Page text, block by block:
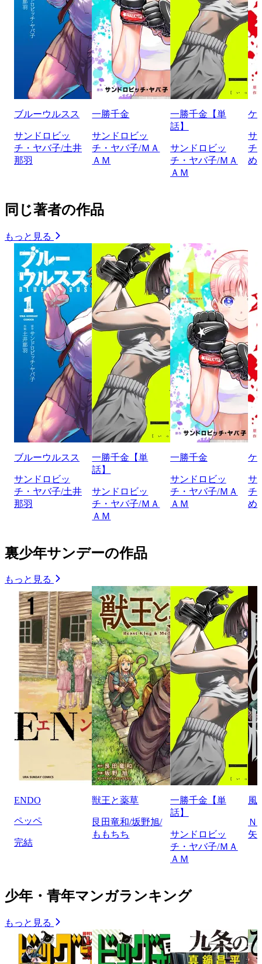
ブルーウルスス
サンドロビッ
チ・ヤバ子/土井
那羽
一勝千金
サンドロビッ
チ・ヤバ子/ＭＡ
ＡＭ
一勝千金【単
話】
サンドロビッ
チ・ヤバ子/ＭＡ
ＡＭ
ケ
サ
チ
め
同じ著者の作品
もっと見る
ブルーウルスス
サンドロビッ
チ・ヤバ子/土井
那羽
一勝千金【単
話】
サンドロビッ
チ・ヤバ子/ＭＡ
ＡＭ
一勝千金
サンドロビッ
チ・ヤバ子/ＭＡ
ＡＭ
ケ
サ
チ
め
裏少年サンデーの作品
もっと見る
ENDO
ペッペ
完結
獣王と薬草
艮田竜和/坂野旭/
ももちち
一勝千金【単
話】
サンドロビッ
チ・ヤバ子/ＭＡ
ＡＭ
風
Ｎ
矢
少年・青年マンガランキング
もっと見る